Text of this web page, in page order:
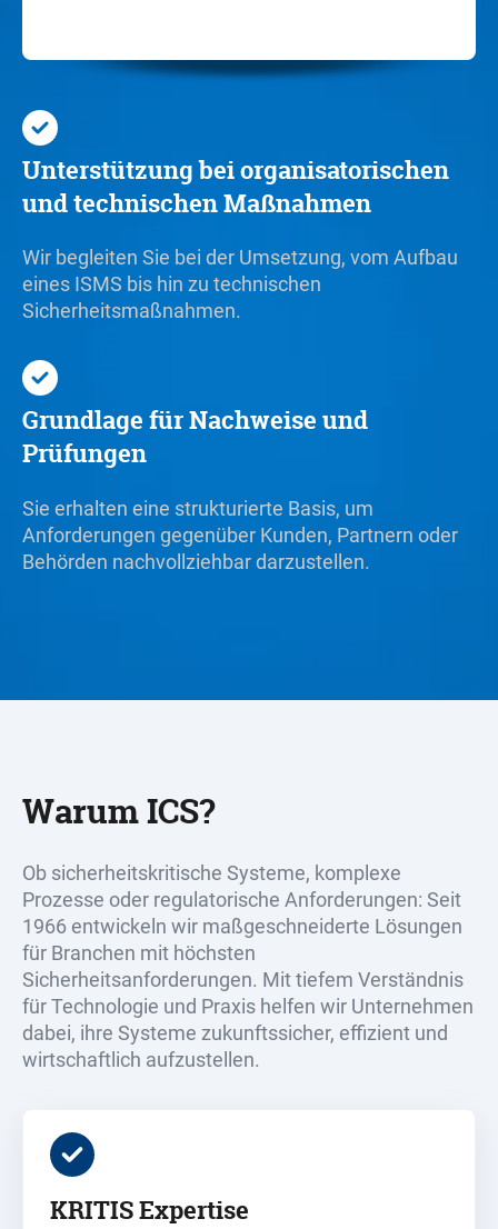
Unterstützung bei organisatorischen
und technischen Maßnahmen
Wir begleiten Sie bei der Umsetzung, vom Aufbau
eines ISMS bis hin zu technischen
Sicherheitsmaßnahmen.
Grundlage für Nachweise und
Prüfungen
Sie erhalten eine strukturierte Basis, um
Anforderungen gegenüber Kunden, Partnern oder
Behörden nachvollziehbar darzustellen.
Warum ICS?
Ob sicherheitskritische Systeme, komplexe
Prozesse oder regulatorische Anforderungen: Seit
1966 entwickeln wir maßgeschneiderte Lösungen
für Branchen mit höchsten
Sicherheitsanforderungen. Mit tiefem Verständnis
für Technologie und Praxis helfen wir Unternehmen
dabei, ihre Systeme zukunftssicher, effizient und
wirtschaftlich aufzustellen.
KRITIS Expertise